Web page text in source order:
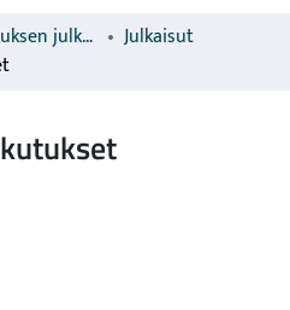
Luonnonvarakeskuksen julkaisut
Julkaisut